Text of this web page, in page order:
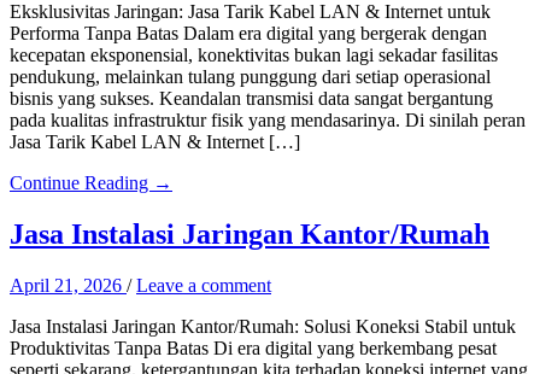
Eksklusivitas Jaringan: Jasa Tarik Kabel LAN & Internet untuk
Performa Tanpa Batas Dalam era digital yang bergerak dengan
kecepatan eksponensial, konektivitas bukan lagi sekadar fasilitas
pendukung, melainkan tulang punggung dari setiap operasional
bisnis yang sukses. Keandalan transmisi data sangat bergantung
pada kualitas infrastruktur fisik yang mendasarinya. Di sinilah peran
Jasa Tarik Kabel LAN & Internet […]
Continue Reading →
Jasa Instalasi Jaringan Kantor/Rumah
April 21, 2026 /Leave a comment
Jasa Instalasi Jaringan Kantor/Rumah: Solusi Koneksi Stabil untuk
Produktivitas Tanpa Batas Di era digital yang berkembang pesat
seperti sekarang, ketergantungan kita terhadap koneksi internet yang